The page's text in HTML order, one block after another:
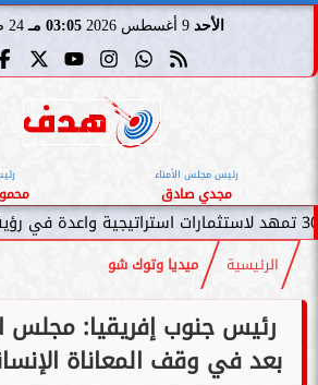
الأحد 9 أغسطس 2026 03:05 مـ 24 صفر 1448
رئيس مجلس الأمناء
مجدي صادق
الرئيسية ميديا وتوك شو
رئيس جنوب إفريقيا: مجلس
بعد في وقف المعاناة